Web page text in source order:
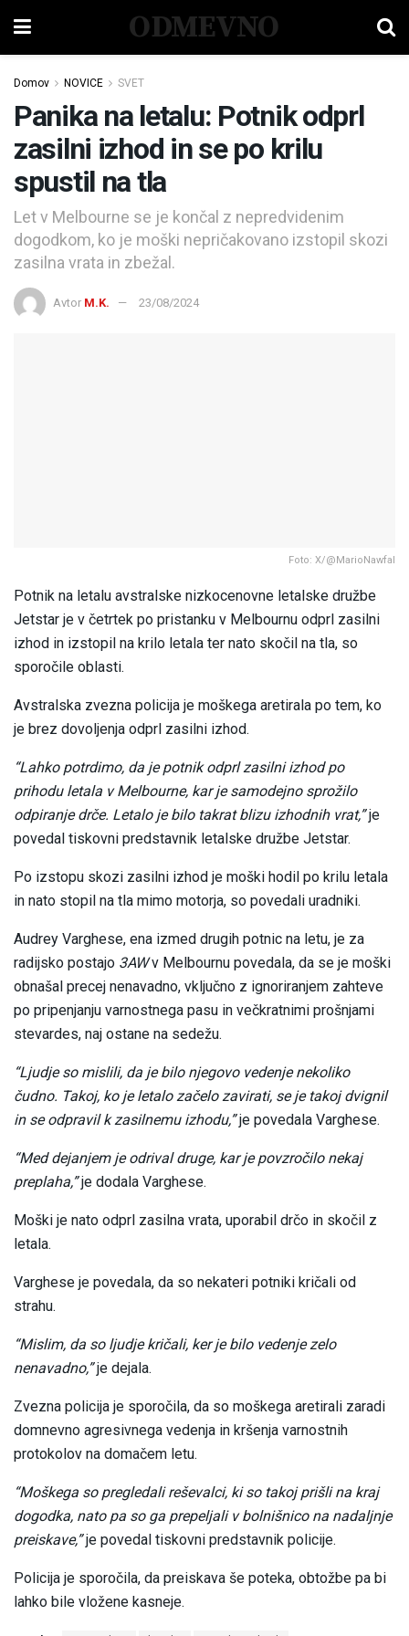
ODMEVNO
Domov NOVICE SVET
Panika na letalu: Potnik odprl
zasilni izhod in se po krilu
spustil na tla
Let v Melbourne se je končal z nepredvidenim
dogodkom, ko je moški nepričakovano izstopil skozi
zasilna vrata in zbežal.
Avtor M.K. 23/08/2024
Foto: X/@MarioNawfal
Potnik na letalu avstralske nizkocenovne letalske družbe
Jetstar je v četrtek po pristanku v Melbournu odprl zasilni
izhod in izstopil na krilo letala ter nato skočil na tla, so
sporočile oblasti.
Avstralska zvezna policija je moškega aretirala po tem, ko
je brez dovoljenja odprl zasilni izhod.
“Lahko potrdimo, da je potnik odprl zasilni izhod po
prihodu letala v Melbourne, kar je samodejno sprožilo
odpiranje drče. Letalo je bilo takrat blizu izhodnih vrat,”je
povedal tiskovni predstavnik letalske družbe Jetstar.
Po izstopu skozi zasilni izhod je moški hodil po krilu letala
in nato stopil na tla mimo motorja, so povedali uradniki.
Audrey Varghese, ena izmed drugih potnic na letu, je za
radijsko postajo 3AWv Melbournu povedala, da se je moški
obnašal precej nenavadno, vključno z ignoriranjem zahteve
po pripenjanju varnostnega pasu in večkratnimi prošnjami
stevardes, naj ostane na sedežu.
“Ljudje so mislili, da je bilo njegovo vedenje nekoliko
čudno. Takoj, ko je letalo začelo zavirati, se je takoj dvignil
in se odpravil k zasilnemu izhodu,”je povedala Varghese.
“Med dejanjem je odrival druge, kar je povzročilo nekaj
preplaha,”je dodala Varghese.
Moški je nato odprl zasilna vrata, uporabil drčo in skočil z
letala.
Varghese je povedala, da so nekateri potniki kričali od
strahu.
“Mislim, da so ljudje kričali, ker je bilo vedenje zelo
nenavadno,”je dejala.
Zvezna policija je sporočila, da so moškega aretirali zaradi
domnevno agresivnega vedenja in kršenja varnostnih
protokolov na domačem letu.
“Moškega so pregledali reševalci, ki so takoj prišli na kraj
dogodka, nato pa so ga prepeljali v bolnišnico na nadaljnje
preiskave,”je povedal tiskovni predstavnik policije.
Policija je sporočila, da preiskava še poteka, obtožbe pa bi
lahko bile vložene kasneje.